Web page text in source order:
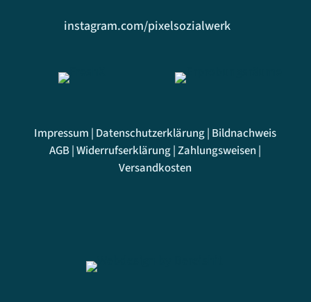
instagram.com/pixelsozialwerk
Impressum | Datenschutzerklärung| Bildnachweis
AGB|Widerrufserklärung|Zahlungsweisen |
Versandkosten